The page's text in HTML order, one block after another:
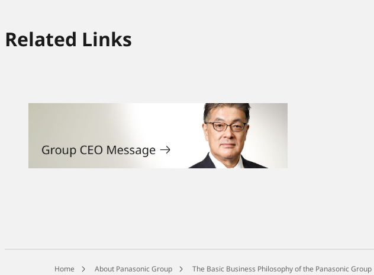
Related Links
Home About Panasonic Group The Basic Business Philosophy of the Panasonic Group